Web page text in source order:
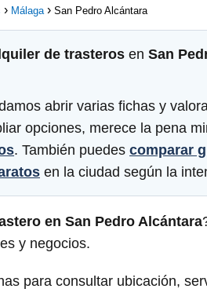
Málaga San Pedro Alcántara
de trasteros en San
abrir varias fichas y
opciones, merece la pena
. También puedes comparar
en la ciudad según la
en San Pedro Alcántara
y negocios.
para consultar ubicación,